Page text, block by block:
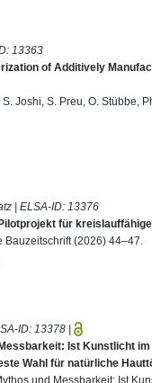
13363
of Additively
Joshi, S. Preu, O. Stübbe,
| ELSA-ID: 13376
für
Bauzeitschrift (2026) 44–47.
ID: 13378 |
Ist Kunstlicht
Wahl für natürliche
und Messbarkeit: Ist